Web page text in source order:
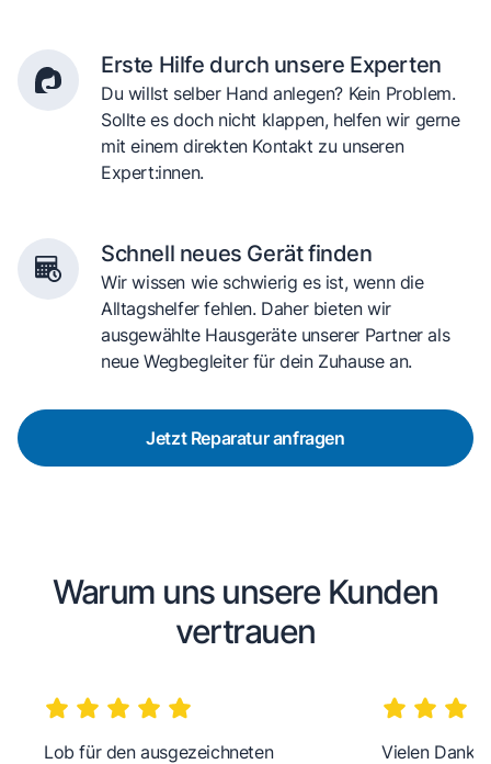
Erste Hilfe durch unsere Experten
Du willst selber Hand anlegen? Kein Problem.
Sollte es doch nicht klappen, helfen wir gerne
mit einem direkten Kontakt zu unseren
Expert:innen.
Schnell neues Gerät finden
Wir wissen wie schwierig es ist, wenn die
Alltagshelfer fehlen. Daher bieten wir
ausgewählte Hausgeräte unserer Partner als
neue Wegbegleiter für dein Zuhause an.
Jetzt Reparatur anfragen
Warum uns unsere Kunden
vertrauen
Lob für den ausgezeichneten
Vielen Dank